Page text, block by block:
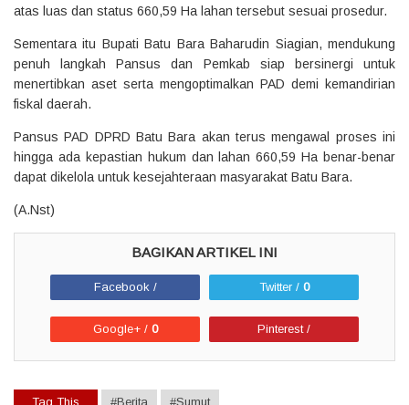
atas luas dan status 660,59 Ha lahan tersebut sesuai prosedur.
Sementara itu Bupati Batu Bara Baharudin Siagian, mendukung
penuh langkah Pansus dan Pemkab siap bersinergi untuk
menertibkan aset serta mengoptimalkan PAD demi kemandirian
fiskal daerah.
Pansus PAD DPRD Batu Bara akan terus mengawal proses ini
hingga ada kepastian hukum dan lahan 660,59 Ha benar-benar
dapat dikelola untuk kesejahteraan masyarakat Batu Bara.
(A.Nst)
Facebook / Twitter / 0
Google+ / 0 Pinterest /
Tag This #Berita #Sumut